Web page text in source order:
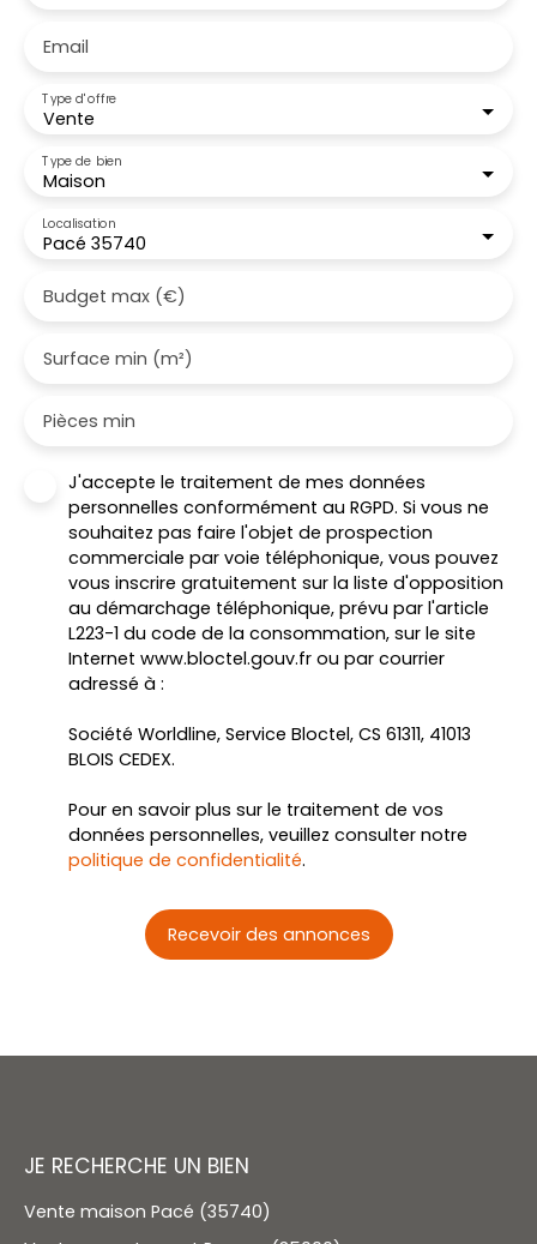
Email
Vente
Type d'offre
Maison
Type de bien
Pacé 35740
Localisation
Budget max (€)
Surface min (m²)
Pièces min
J'accepte le traitement de mes données
personnelles conformément au RGPD. Si vous ne
souhaitez pas faire l'objet de prospection
commerciale par voie téléphonique, vous pouvez
vous inscrire gratuitement sur la liste d'opposition
au démarchage téléphonique, prévu par l'article
L223-1 du code de la consommation, sur le site
Internet www.bloctel.gouv.fr ou par courrier
adressé à :
Société Worldline, Service Bloctel, CS 61311, 41013
BLOIS CEDEX.
Pour en savoir plus sur le traitement de vos
données personnelles, veuillez consulter notre
politique de confidentialité.
Recevoir des annonces
JE RECHERCHE UN BIEN
Vente maison Pacé (35740)